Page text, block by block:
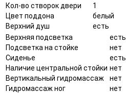
Кол-во створок двери
1
Цвет поддона
белый
Верхний душ
есть
Верхняя подсветка
есть
Подсветка на стойке
нет
Сиденье
есть
Наличие центральной стойки нет
Вертикальный гидромассаж
нет
Гидромассаж ног
нет